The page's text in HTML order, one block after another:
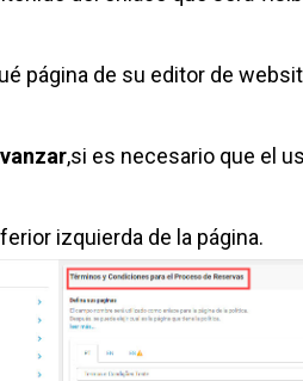
página de su editor de
,si es necesario que el
izquierda de la página.